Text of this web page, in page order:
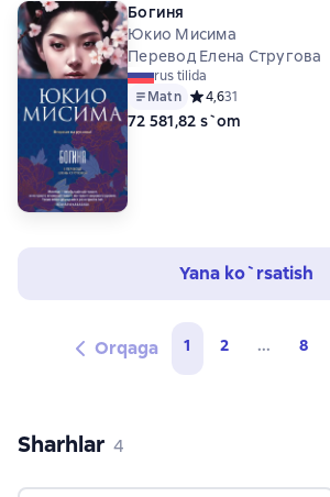
Богиня
Юкио Мисима
Перевод Елена Стругова
rus tilida
Matn Средний рейтинг 4,6
4,631
72 581,82 s`om
Yana ko`rsatish
Orqaga 1 2 ... 8
Sharhlar 4 sharhlar
4